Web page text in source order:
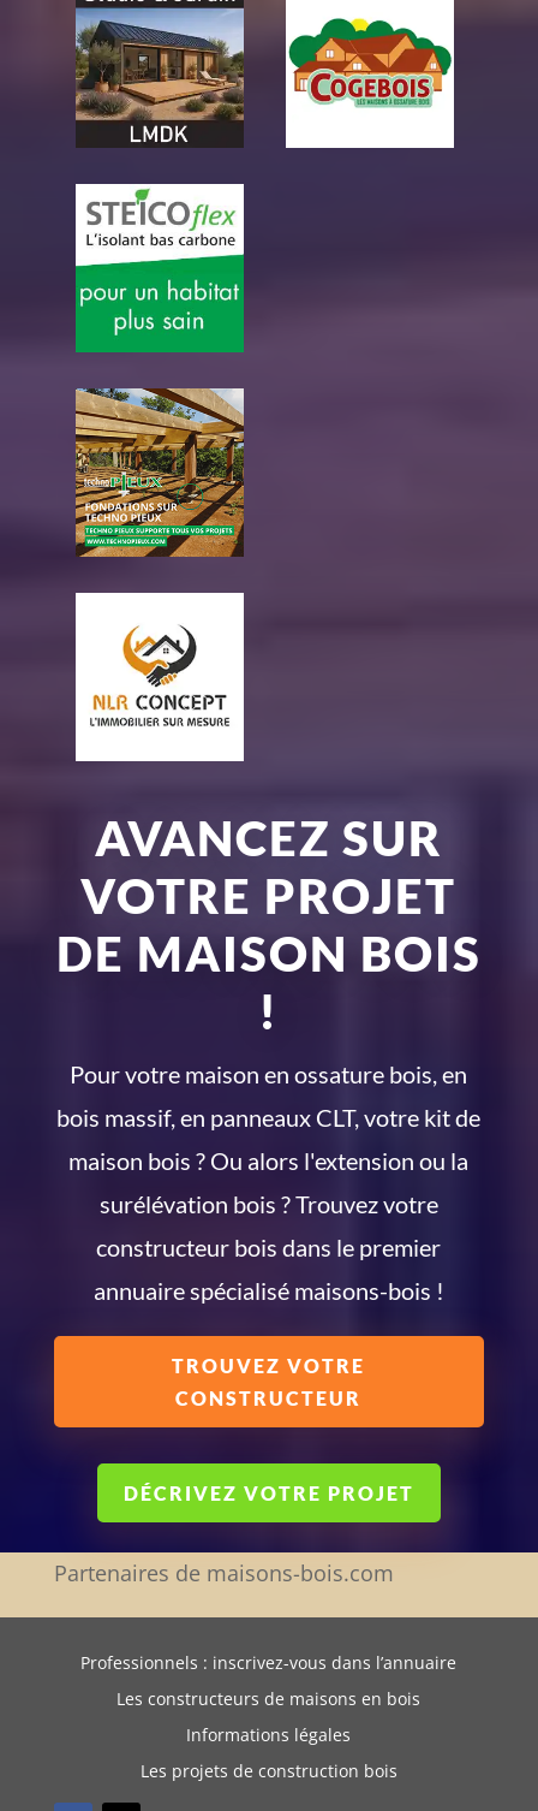
AVANCEZ SUR
VOTRE PROJET
DE MAISON BOIS
!
Pour votre maison en ossature bois, en
bois massif, en panneaux CLT, votre kit de
maison bois ? Ou alors l'extension ou la
surélévation bois ? Trouvez votre
constructeur bois dans le premier
annuaire spécialisé maisons-bois !
TROUVEZ VOTRE
CONSTRUCTEUR
DÉCRIVEZ VOTRE PROJET
Partenaires de maisons-bois.com
Professionnels : inscrivez-vous dans l’annuaire
Les constructeurs de maisons en bois
Informations légales
Les projets de construction bois